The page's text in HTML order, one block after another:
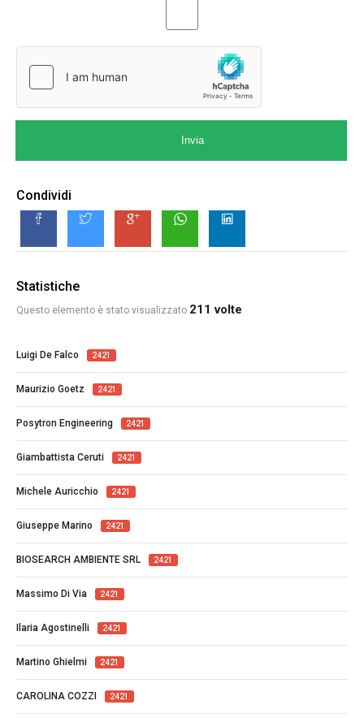
Invia
Condividi
Statistiche
Questo elemento è stato visualizzato 211 volte
Luigi De Falco 2421
Maurizio Goetz 2421
Posytron Engineering 2421
Giambattista Ceruti 2421
Michele Auricchio 2421
Giuseppe Marino 2421
BIOSEARCH AMBIENTE SRL 2421
Massimo Di Via 2421
Ilaria Agostinelli 2421
Martino Ghielmi 2421
CAROLINA COZZI 2421